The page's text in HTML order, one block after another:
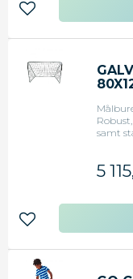
Lägg till i
samt
5
Lägg till i